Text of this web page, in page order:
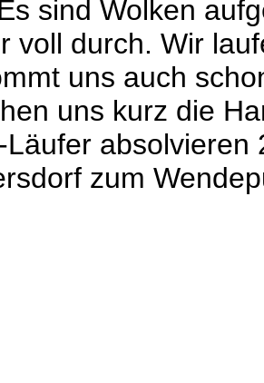
sind Wolken
voll durch. Wir
uns auch
uns kurz die
zum